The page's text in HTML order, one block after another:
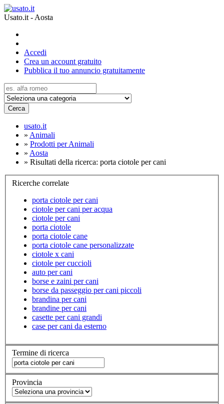
Usato.it - Aosta
Accedi
Crea un account gratuito
Pubblica il tuo annuncio gratuitamente
Cerca
usato.it
» Animali
» Prodotti per Animali
» Aosta
» Risultati della ricerca: porta ciotole per cani
Ricerche correlate
porta ciotole per cani
ciotole per cani per acqua
ciotole per cani
porta ciotole
porta ciotole cane
porta ciotole cane personalizzate
ciotole x cani
ciotole per cuccioli
auto per cani
borse e zaini per cani
borse da passeggio per cani piccoli
brandina per cani
brandine per cani
casette per cani grandi
case per cani da esterno
Termine di ricerca
Provincia